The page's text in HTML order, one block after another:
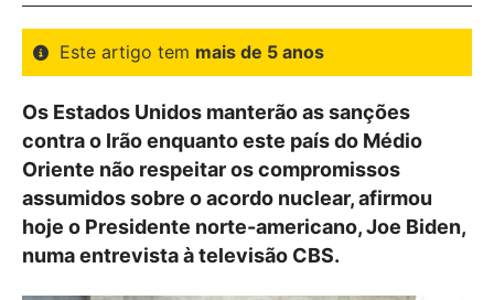
Este artigo tem mais de 5 anos
Os Estados Unidos manterão as sanções
contra o Irão enquanto este país do Médio
Oriente não respeitar os compromissos
assumidos sobre o acordo nuclear, afirmou
hoje o Presidente norte-americano, Joe Biden,
numa entrevista à televisão CBS.